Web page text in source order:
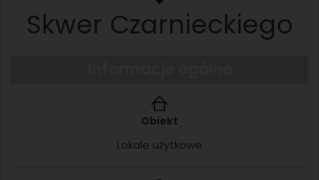
Skwer Czarnieckiego
Obiekt
Lokale użytkowe